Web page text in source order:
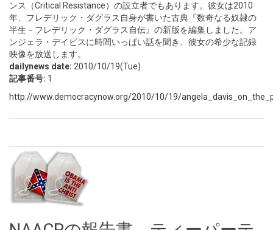
ンス（Critical Resistance）の設立者でもあります。彼女は2010
年、フレデリック・ダグラス自身が書いた古典『数奇なる奴隷の
半生－フレデリック・ダグラス自伝』の新版を編集しました。ア
ンジェラ・デイビスに時間いっぱい話を聞き、彼女の希少な記録
映像を放送します。
dailynews date: 2010/10/19(Tue)
記事番号: 1
http://www.democracynow.org/2010/10/19/